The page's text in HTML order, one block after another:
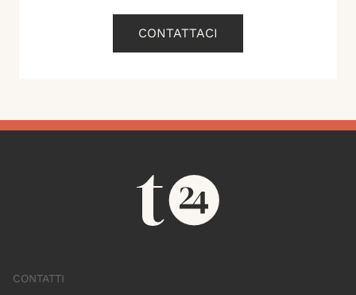
CONTATTACI
CONTATTI